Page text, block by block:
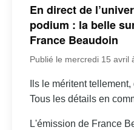
En direct de
podium : la belle
France Beaudoin
Publié le mercredi 15 avril
Ils le méritent
Tous les détails en
L'émission de France